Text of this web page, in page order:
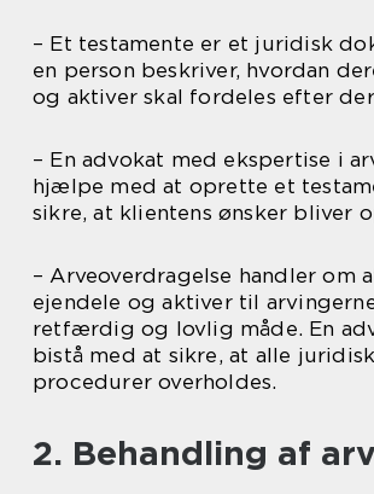
– Et testamente er et juridisk
en person beskriver, hvordan
og aktiver skal fordeles efter
– En advokat med ekspertise i
hjælpe med at oprette et
sikre, at klientens ønsker bliver
– Arveoverdragelse handler om
ejendele og aktiver til
retfærdig og lovlig måde. En
bistå med at sikre, at alle
procedurer overholdes.
2. Behandling af